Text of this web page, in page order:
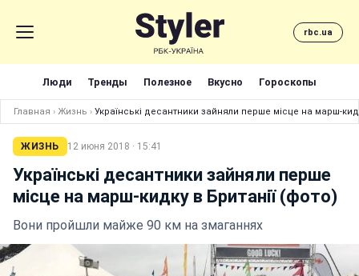
rbc.ua
Люди Тренды Полезное Вкусно Гороскопы
Главная › Жизнь › Українські десантники зайняли перше місце на марш-
ЖИЗНЬ 12 июня 2018 · 15:41
Українські десантники зайняли перше
місце на марш-кидку в Британії (фото)
Вони пройшли майже 90 км на змаганнях